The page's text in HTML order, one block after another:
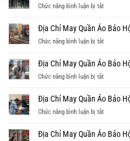
Tay
Theo
Cầu,
Rẻ
áo
hộ
lao
tại
9
Chức năng bình luận bị tắtở
Chỉ
Quần
Bảo
Hộ
Quận
Đẹp
Địa Chỉ May Quần Áo Bảo
Chức năng bình luận bị tắtở
Chỉ
Quần
Bảo
Hộ
Quận
Địa Chỉ May Quần Áo Bảo
Chức năng bình luận bị tắtở
Chỉ
Quần
Bảo
Địa Chỉ May Quần Áo Bảo
Chức năng bình luận bị tắtở
Chỉ
Địa Chỉ May Quần Áo Bảo